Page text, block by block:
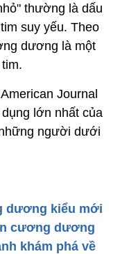
thường là dấu
suy yếu. Theo
dương là một
Journal
lớn nhất của
người dưới
dương kiểu mới
cương dương
khám phá về